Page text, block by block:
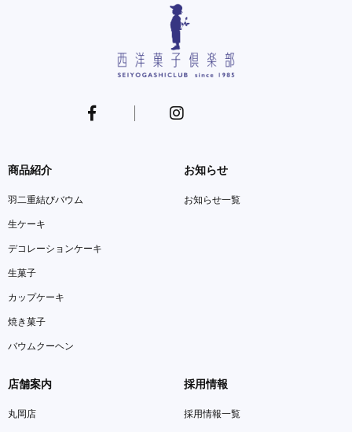
商品紹介
羽二重結びバウム
生ケーキ
デコレーションケーキ
生菓子
カップケーキ
焼き菓子
バウムクーヘン
お知らせ
お知らせ一覧
店舗案内
丸岡店
採用情報
採用情報一覧